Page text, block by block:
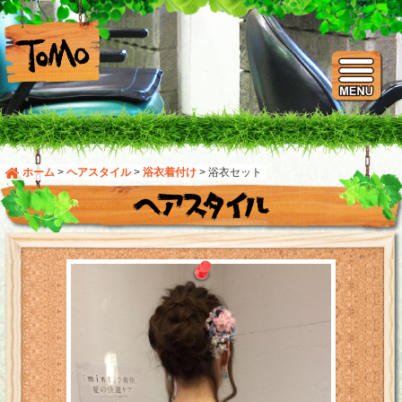
ホーム > ヘアスタイル> 浴衣着付け > 浴衣セット